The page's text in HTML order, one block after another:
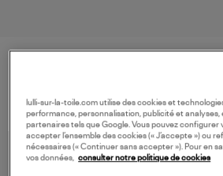
lulli-sur-la-toile.com utilise des cookies et
performance, personnalisation, publicité et analyses,
partenaires tels que Google. Vous pouvez configurer
accepter l’ensemble des cookies (« J’accepte ») ou
nécessaires (« Continuer sans accepter »). Pour en
vos données, consulter notre politique de cookies